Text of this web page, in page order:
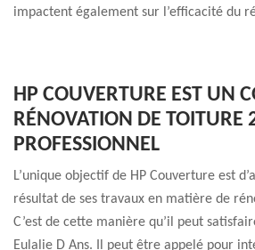
impactent également sur l’efficacité du
HP COUVERTURE EST UN
RÉNOVATION DE TOITURE
PROFESSIONNEL
L’unique objectif de HP Couverture est
résultat de ses travaux en matière de
C’est de cette manière qu’il peut
Eulalie D Ans. Il peut être appelé pour